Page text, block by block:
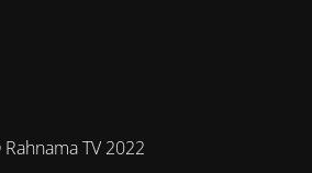
TV 2022